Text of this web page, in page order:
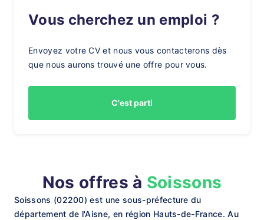
Vous cherchez un emploi ?
Envoyez votre CV et nous vous contacterons dès
que nous aurons trouvé une offre pour vous.
C'est parti
Nos offres à Soissons
Soissons (02200) est une sous-préfecture du
département de l'Aisne, en région Hauts-de-France. Au